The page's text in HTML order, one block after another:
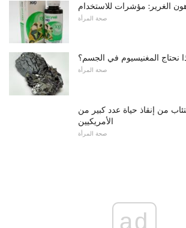
الغرير: مؤشرات للاستخدام
صحة المرأة
نحتاج المغنيسيوم في الجسم؟
صحة المرأة
من إنقاذ حياة عدد كبير من
الأمريكيين
صحة المرأة
ad